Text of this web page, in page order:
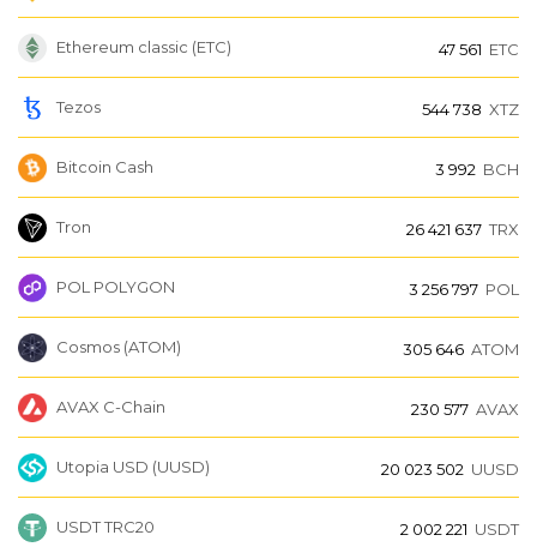
Ethereum classic (ETC) 47 561 ETC
Tezos 544 738 XTZ
Bitcoin Cash 3 992 BCH
Tron 26 421 637 TRX
POL POLYGON 3 256 797 POL
Cosmos (ATOM) 305 646 ATOM
AVAX C-Chain 230 577 AVAX
Utopia USD (UUSD) 20 023 502 UUSD
USDT TRC20 2 002 221 USDT